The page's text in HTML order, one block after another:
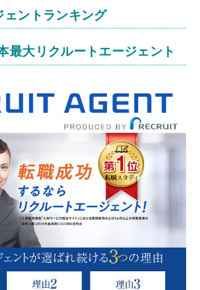
ェントランキング
最大リクルートエージェント